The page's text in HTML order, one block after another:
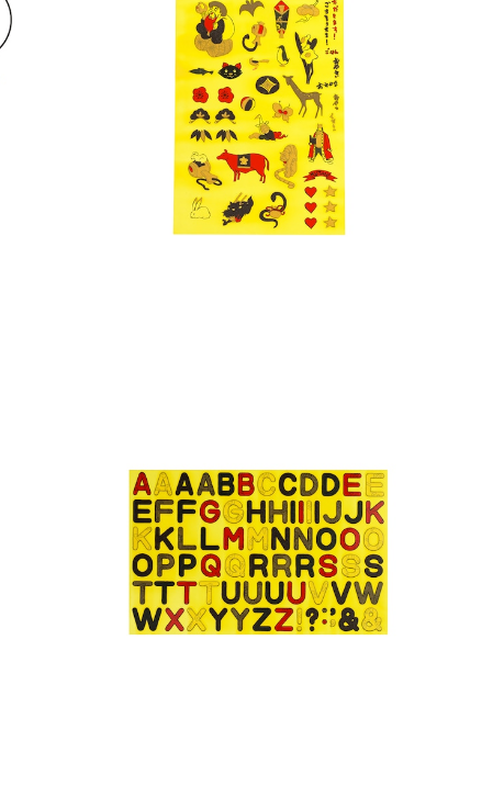
KUTANI SEAL限定 転写シール 大黒
¥1,320
アルファベットシール S
¥1,320